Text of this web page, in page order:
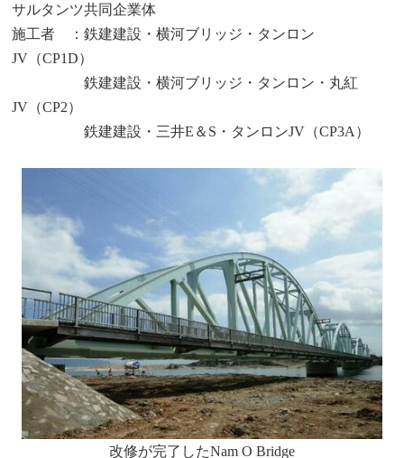
サルタンツ共同企業体
施工者 ：鉄建建設・横河ブリッジ・タンロン
JV（CP1D）
鉄建建設・横河ブリッジ・タンロン・丸紅
JV（CP2）
鉄建建設・三井E＆S・タンロンJV（CP3A）
改修が完了したNam O Bridge